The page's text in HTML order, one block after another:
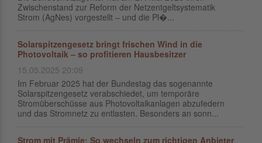
Zwischenstand zur Reform der Netzentgeltsystematik
Strom (AgNes) vorgestellt – und die Pl�...
Solarspitzengesetz bringt frischen Wind in die
Photovoltaik – so profitieren Hausbesitzer
15.05.2025 20:09
Im Februar 2025 hat der Bundestag das sogenannte
Solarspitzengesetz verabschiedet, um temporäre
Stromüberschüsse aus Photovoltaikanlagen abzufedern
und das Stromnetz zu entlasten. Besonders an sonn...
Strom mit Prämie: So wechseln zum richtigen Anbieter